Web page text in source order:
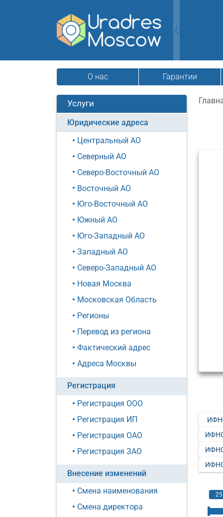
О нас Гарантии
Услуги
Юридические адреса
Центральный АО
Северный АО
Северо-Восточный АО
Восточный АО
Юго-Восточный АО
Южный АО
Юго-Западный АО
Западный АО
Северо-Западный АО
Новая Москва
Московская Область
Регионы
Перевод из региона
Фактический адрес
Адреса Москвы
Регистрация
Регистрация ООО
Регистрация ИП
Регистрация ОАО
Регистрация ЗАО
Внесение изменений
Смена наименования
Смена директора